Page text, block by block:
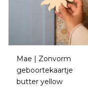
Mae | Zonvorm
geboortekaartje
butter yellow